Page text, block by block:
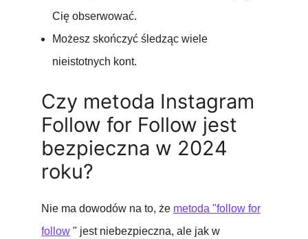
Cię obserwować.
Możesz skończyć śledząc wiele
nieistotnych kont.
Czy metoda Instagram
Follow for Follow jest
bezpieczna w 2024
roku?
Nie ma dowodów na to, że metoda "follow for
follow " jest niebezpieczna, ale jak w